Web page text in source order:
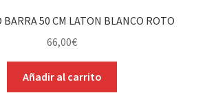
BARRA 50 CM LATON BLANCO ROTO
66,00€
Añadir al carrito